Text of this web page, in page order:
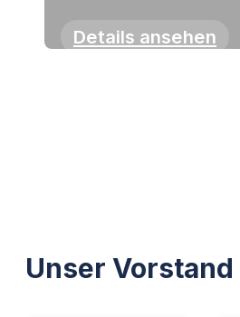
Details ansehen
Unser Vorstand